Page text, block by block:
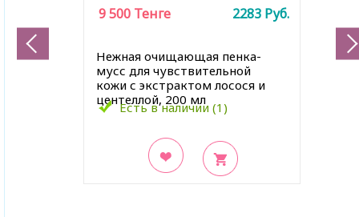
Нежная очищающая пенка-
мусс для чувствительной
кожи с экстрактом лосося и
центеллой, 200 мл
Есть в наличии (1)
9 500 Тенге 2283 Руб.